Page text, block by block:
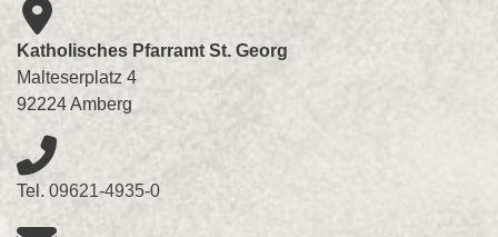
Katholisches Pfarramt St. Georg
Malteserplatz 4
92224 Amberg
Tel. 09621-4935-0